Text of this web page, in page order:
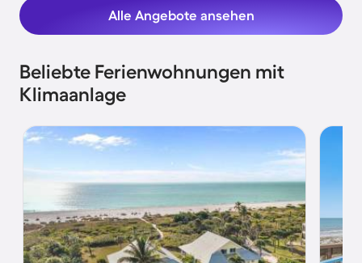
Alle Angebote ansehen
Beliebte Ferienwohnungen mit
Klimaanlage